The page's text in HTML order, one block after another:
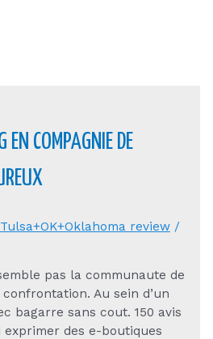
EN COMPAGNIE DE
Tulsa+OK+Oklahoma review/
pas la communaute de
Au sein d’un
bagarre sans cout. 150 avis
des e-boutiques